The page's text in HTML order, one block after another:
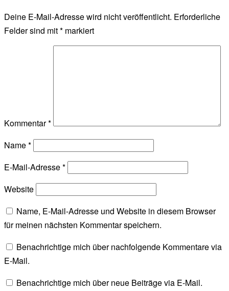
Deine E-Mail-Adresse wird nicht veröffentlicht. Erforderliche
Felder sind mit* markiert
Kommentar*
Name*
E-Mail-Adresse*
Website
Name, E-Mail-Adresse und Website in diesem Browser
für meinen nächsten Kommentar speichern.
Benachrichtige mich über nachfolgende Kommentare via
E-Mail.
Benachrichtige mich über neue Beiträge via E-Mail.